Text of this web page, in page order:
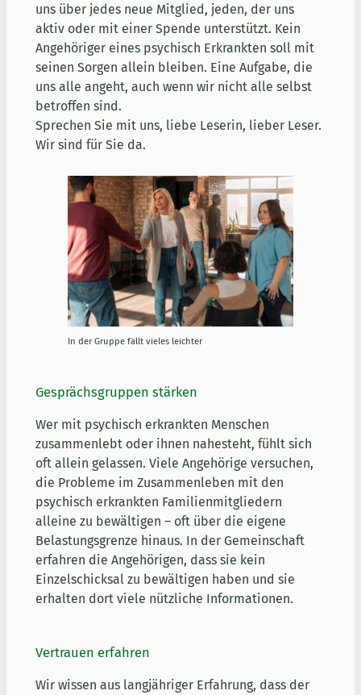
uns über jedes neue Mitglied, jeden, der uns
aktiv oder mit einer Spende unterstützt. Kein
Angehöriger eines psychisch Erkrankten soll mit
seinen Sorgen allein bleiben. Eine Aufgabe, die
uns alle angeht, auch wenn wir nicht alle selbst
betroffen sind.
Sprechen Sie mit uns, liebe Leserin, lieber Leser.
Wir sind für Sie da.
In der Gruppe fällt vieles leichter
Gesprächsgruppen stärken
Wer mit psychisch erkrankten Menschen
zusammenlebt oder ihnen nahesteht, fühlt sich
oft allein gelassen. Viele Angehörige versuchen,
die Probleme im Zusammenleben mit den
psychisch erkrankten Familienmitgliedern
alleine zu bewältigen – oft über die eigene
Belastungsgrenze hinaus. In der Gemeinschaft
erfahren die Angehörigen, dass sie kein
Einzelschicksal zu bewältigen haben und sie
erhalten dort viele nützliche Informationen.
Vertrauen erfahren
Wir wissen aus langjähriger Erfahrung, dass der